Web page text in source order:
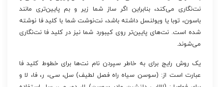
نت‌نگاری می‌کند، بنابراین اگر ساز شما زیر و بم پایین‌تری مانند
باسون، توبا یا ویولنسل داشته باشد، نت‌نوشت شما با کلید فا نوشته
شده است. نت‌های پایین‌تر روی کیبورد شما نیز در کلید فا نت‌نگاری
می‌شوند.
یک روش رایج برای به خاطر سپردن نام نت‌ها برای خطوط کلید فا
عبارت است از: (سوسن سیاه راه فصل لطیف) سل، سی، ر، فا، لا و